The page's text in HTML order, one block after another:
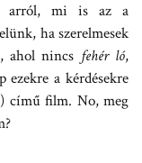
arról, mi is az a
ha szerelmesek
ahol nincs fehér ló,
ezekre a kérdésekre
című film. No, meg